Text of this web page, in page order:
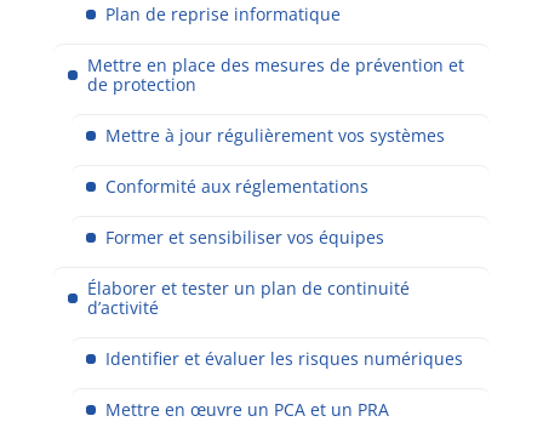
Plan de reprise informatique
Mettre en place des mesures de prévention et
de protection
Mettre à jour régulièrement vos systèmes
Conformité aux réglementations
Former et sensibiliser vos équipes
Élaborer et tester un plan de continuité
d’activité
Identifier et évaluer les risques numériques
Mettre en œuvre un PCA et un PRA